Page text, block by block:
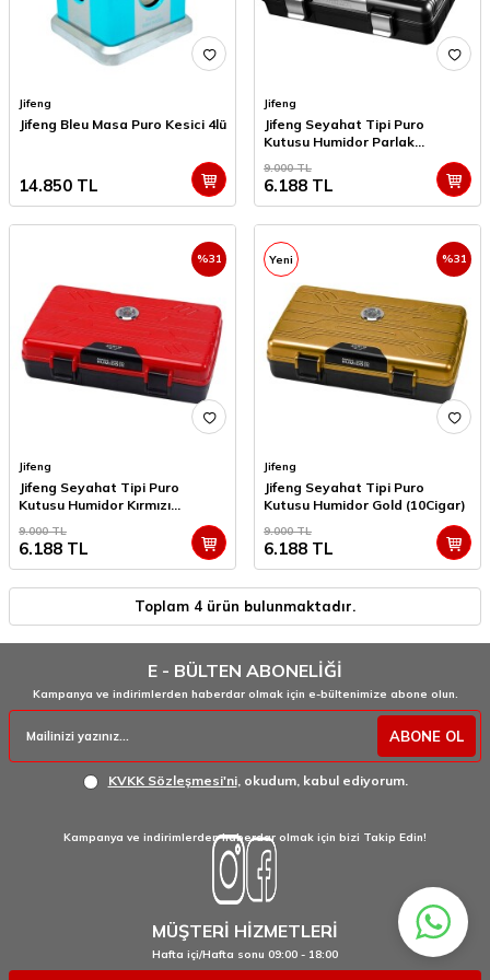
Jifeng
Jifeng Bleu Masa Puro Kesici 4lü
14.850 TL
Jifeng
Jifeng Seyahat Tipi Puro
Kutusu Humidor Parlak
9.000TL
6.188 TL
%31
Jifeng
Jifeng Seyahat Tipi Puro
Kutusu Humidor Kırmızı
9.000TL
6.188 TL
%31
Yeni
Jifeng
Jifeng Seyahat Tipi Puro
Kutusu Humidor Gold (10Cigar)
9.000TL
6.188 TL
Toplam 4 ürün bulunmaktadır.
E - BÜLTEN ABONELİĞİ
Kampanya ve indirimlerden haberdar olmak için e-bültenimize abone olun.
ABONE OL
KVKK Sözleşmesi'ni, okudum, kabul ediyorum.
Kampanya ve indirimlerden haberdar olmak için bizi Takip Edin!
MÜŞTERİ HİZMETLERİ
Hafta içi/Hafta sonu 09:00 - 18:00